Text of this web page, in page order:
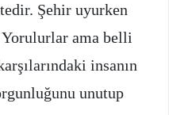
Şehir uyurken
ama belli
insanın
unutup